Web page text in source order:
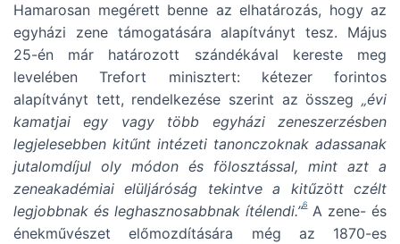
Hamarosan megérett benne az elhatározás, hogy az
egyházi zene támogatására alapítványt tesz. Május
25-én már határozott szándékával kereste meg
levelében Trefort minisztert: kétezer forintos
alapítványt tett, rendelkezése szerint az összeg „évi
kamatjai egy vagy több egyházi zeneszerzésben
legjelesebben kitűnt intézeti tanonczoknak adassanak
jutalomdíjul oly módon és fölosztással, mint azt a
zeneakadémiai elüljáróság tekintve a kitűzött czélt
legjobbnak és leghasznosabbnak ítélendi.”6A zene- és
énekművészet előmozdítására még az 1870-es